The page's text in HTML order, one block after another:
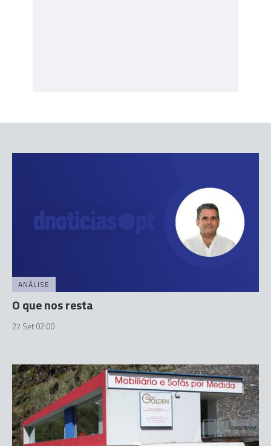
ANÁLISE
O que nos resta
27 Set 02:00